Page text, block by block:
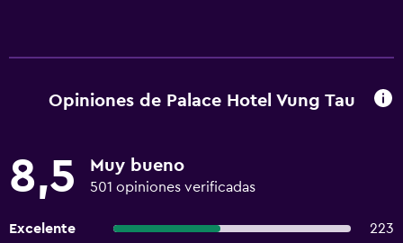
Opiniones de Palace Hotel Vung Tau
8,5 Muy bueno
501 opiniones verificadas
Excelente
223